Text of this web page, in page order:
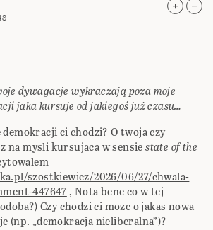
dywagacje wykraczają poza moje
jaka kursuje od jakiegoś już czasu…
ci chodzi? O twoja czy
na mysli kursujaca w sensiestate of the
szostkiewicz/2026/06/27/chwala-
447647 , Nota bene co w tej
Czy chodzi ci moze o jakas nowa
(np. „demokracja nieliberalna”)?